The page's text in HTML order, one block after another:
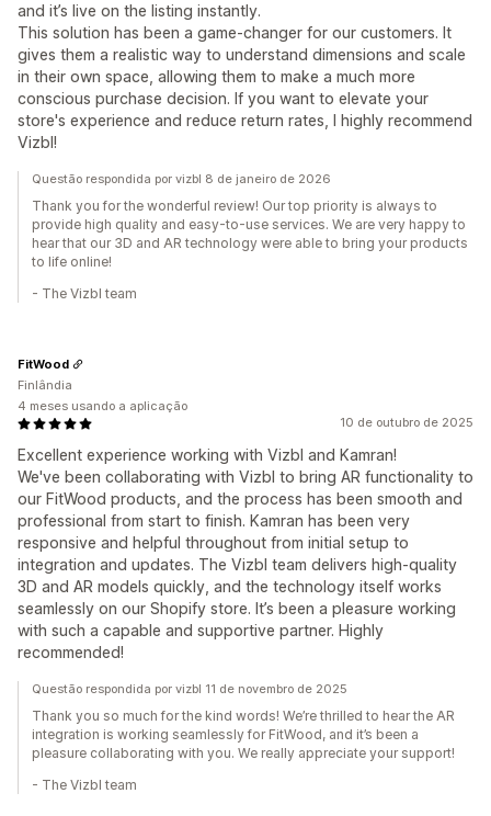
and it’s live on the listing instantly.
This solution has been a game-changer for our customers. It
gives them a realistic way to understand dimensions and scale
in their own space, allowing them to make a much more
conscious purchase decision. If you want to elevate your
store's experience and reduce return rates, I highly recommend
Vizbl!
Questão respondida por vizbl 8 de janeiro de 2026
Thank you for the wonderful review! Our top priority is always to
provide high quality and easy-to-use services. We are very happy to
hear that our 3D and AR technology were able to bring your products
to life online!
- The Vizbl team
10 de outubro de 2025
Excellent experience working with Vizbl and Kamran!
We've been collaborating with Vizbl to bring AR functionality to
our FitWood products, and the process has been smooth and
professional from start to finish. Kamran has been very
responsive and helpful throughout from initial setup to
integration and updates. The Vizbl team delivers high-quality
3D and AR models quickly, and the technology itself works
seamlessly on our Shopify store. It’s been a pleasure working
with such a capable and supportive partner. Highly
recommended!
FitWood
Finlândia
4 meses usando a aplicação
Questão respondida por vizbl 11 de novembro de 2025
Thank you so much for the kind words! We’re thrilled to hear the AR
integration is working seamlessly for FitWood, and it’s been a
pleasure collaborating with you. We really appreciate your support!
- The Vizbl team